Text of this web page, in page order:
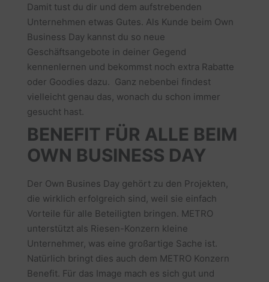
Damit tust du dir und dem aufstrebenden
Unternehmen etwas Gutes. Als Kunde beim Own
Business Day kannst du so neue
Geschäftsangebote in deiner Gegend
kennenlernen und bekommst noch extra Rabatte
oder Goodies dazu. Ganz nebenbei findest
vielleicht genau das, wonach du schon immer
gesucht hast.
BENEFIT FÜR ALLE BEIM
OWN BUSINESS DAY
Der Own Busines Day gehört zu den Projekten,
die wirklich erfolgreich sind, weil sie einfach
Vorteile für alle Beteiligten bringen. METRO
unterstützt als Riesen-Konzern kleine
Unternehmer, was eine großartige Sache ist.
Natürlich bringt dies auch dem METRO Konzern
Benefit. Für das Image mach es sich gut und